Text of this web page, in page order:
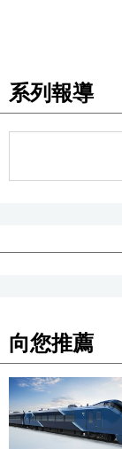
語言
系列報導
向您推薦